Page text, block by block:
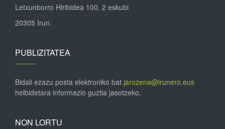
Letxunborro Hiribidea 100, 2 eskubi
20305 Irun.
PUBLIZITATEA
Bidali ezazu posta elektroniko bat jarozena@irunero.eus
helbidetara informazio guztia jasotzeko.
NON LORTU